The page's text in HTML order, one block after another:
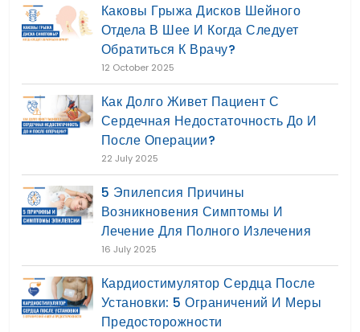
Каковы Грыжа Дисков Шейного
Отдела В Шее И Когда Следует
Обратиться К Врачу?
12 October 2025
Как Долго Живет Пациент С
Сердечная Недостаточность До И
После Операции?
22 July 2025
5 Эпилепсия Причины
Возникновения Симптомы И
Лечение Для Полного Излечения
16 July 2025
Кардиостимулятор Сердца После
Установки: 5 Ограничений И Меры
Предосторожности